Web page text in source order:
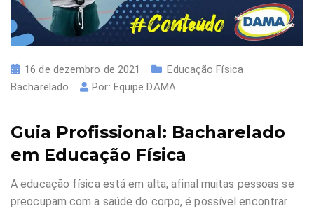
16 de dezembro de 2021
Educação Física
Bacharelado
Por: Equipe DAMA
Guia Profissional: Bacharelado
em Educação Física
A educação física está em alta, afinal muitas pessoas se
preocupam com a saúde do corpo, é possível encontrar